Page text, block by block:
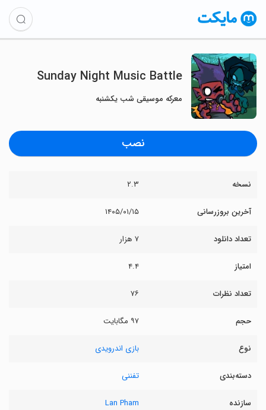
Sunday Night Music Battle
معرکه موسیقی شب یکشنبه
نصب
نسخه ۲.۳
آخرین بروزرسانی ۱۴۰۵/۰۱/۱۵
تعداد دانلود ۷ هزار
امتیاز ۴.۴
تعداد نظرات ۷۶
حجم ۹۷ مگابایت
نوع بازی اندرویدی
دسته‌بندی تفننی
سازنده Lan Pham